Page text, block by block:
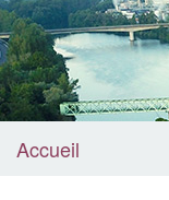
Accueil